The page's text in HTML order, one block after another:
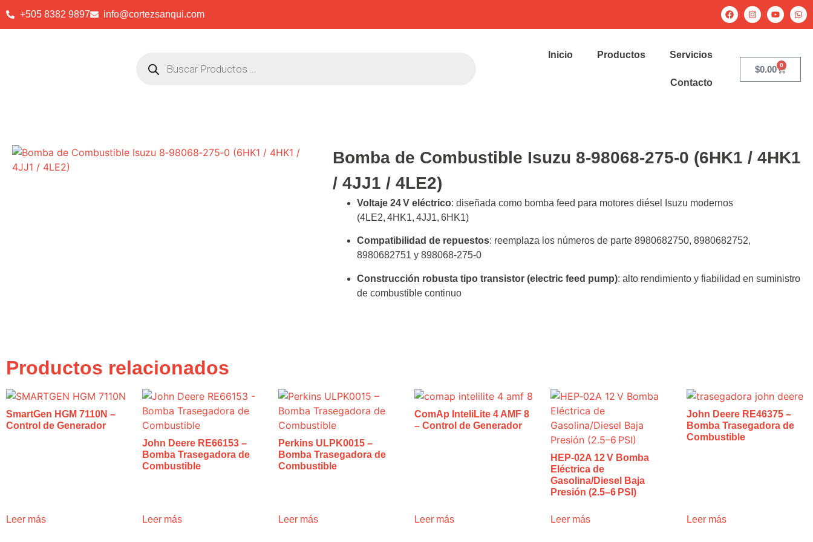
+505 8382 9897 info@cortezsanqui.com
Inicio Productos Servicios
Contacto
$0.00 0
Bomba de Combustible Isuzu 8‑98068‑275‑0 (6HK1 / 4HK1
/ 4JJ1 / 4LE2)
Voltaje 24 V eléctrico: diseñada como bomba feed para motores diésel Isuzu modernos
(4LE2, 4HK1, 4JJ1, 6HK1)
Compatibilidad de repuestos: reemplaza los números de parte 8980682750, 8980682752,
8980682751 y 898068‑275‑0
Construcción robusta tipo transistor (electric feed pump): alto rendimiento y fiabilidad en suministro
de combustible continuo
Productos relacionados
SmartGen HGM 7110N –
Control de Generador
Leer más
John Deere RE66153 –
Bomba Trasegadora de
Combustible
Leer más
Perkins ULPK0015 –
Bomba Trasegadora de
Combustible
Leer más
ComAp InteliLite 4 AMF 8
– Control de Generador
Leer más
HEP‑02A 12 V Bomba
Eléctrica de
Gasolina/Diesel Baja
Presión (2.5–6 PSI)
Leer más
John Deere RE46375 –
Bomba Trasegadora de
Combustible
Leer más